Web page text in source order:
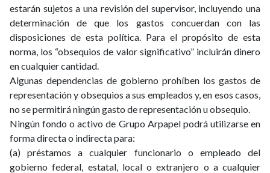
estarán sujetos a una revisión del supervisor, incluyendo una
determinación de que los gastos concuerdan con las
disposiciones de esta política. Para el propósito de esta
norma, los “obsequios de valor significativo” incluirán dinero
en cualquier cantidad.
Algunas dependencias de gobierno prohíben los gastos de
representación y obsequios a sus empleados y, en esos casos,
no se permitirá ningún gasto de representación u obsequio.
Ningún fondo o activo de Grupo Arpapel podrá utilizarse en
forma directa o indirecta para:
(a) préstamos a cualquier funcionario o empleado del
gobierno federal, estatal, local o extranjero o a cualquier